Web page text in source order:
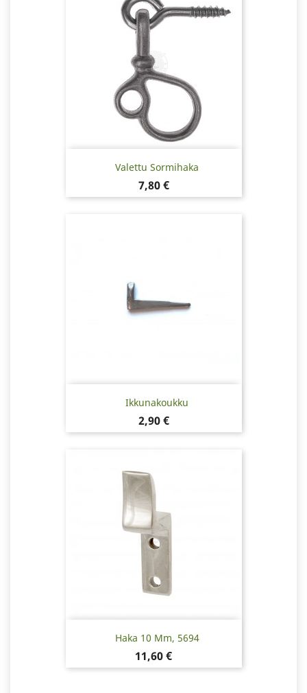
Valettu Sormihaka
Hinta
7,80 €
Ikkunakoukku
Hinta
2,90 €
Haka 10 Mm, 5694
Hinta
11,60 €